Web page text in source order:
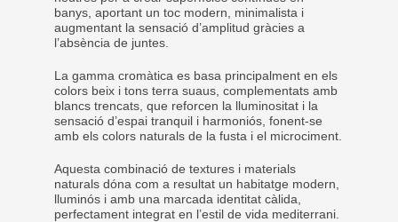
banys, aportant un toc modern, minimalista i
augmentant la sensació d’amplitud gràcies a
l’absència de juntes.
La gamma cromàtica es basa principalment en els
colors beix i tons terra suaus, complementats amb
blancs trencats, que reforcen la lluminositat i la
sensació d’espai tranquil i harmoniós, fonent-se
amb els colors naturals de la fusta i el microciment.
Aquesta combinació de textures i materials
naturals dóna com a resultat un habitatge modern,
lluminós i amb una marcada identitat càlida,
perfectament integrat en l’estil de vida mediterrani.